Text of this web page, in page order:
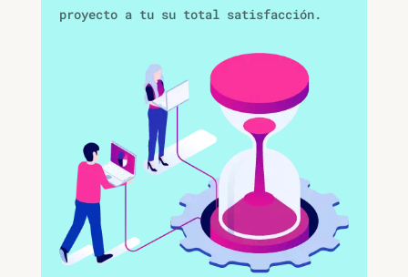
proyecto a tu su total satisfacción.